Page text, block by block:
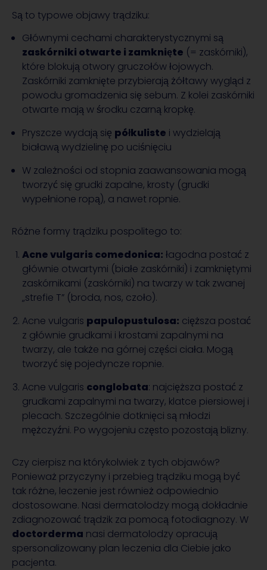
Są to typowe objawy trądziku:
Głównymi cechami charakterystycznymi są
zaskórniki otwarte i zamknięte (= zaskórniki),
które blokują otwory gruczołów łojowych.
Zaskórniki zamknięte przybierają żółtawy wygląd z
powodu gromadzenia się sebum. Z kolei zaskórniki
otwarte mają w środku czarną kropkę.
Pryszcze wydają się półkuliste i wydzielają
białawą wydzielinę po uciśnięciu
W zależności od stopnia zaawansowania mogą
tworzyć się grudki zapalne, krosty (grudki
wypełnione ropą), a nawet ropnie.
Różne formy trądziku pospolitego to:
Acne vulgaris comedonica: łagodna postać z
głównie otwartymi (białe zaskórniki) i zamkniętymi
zaskórnikami (zaskórniki) na twarzy w tak zwanej
„strefie T” (broda, nos, czoło).
Acne vulgaris papulopustulosa: cięższa postać
z głównie grudkami i krostami zapalnymi na
twarzy, ale także na górnej części ciała. Mogą
tworzyć się pojedyncze ropnie.
Acne vulgaris conglobata: najcięższa postać z
grudkami zapalnymi na twarzy, klatce piersiowej i
plecach. Szczególnie dotknięci są młodzi
mężczyźni. Po wygojeniu często pozostają blizny.
Czy cierpisz na którykolwiek z tych objawów?
Ponieważ przyczyny i przebieg trądziku mogą być
tak różne, leczenie jest również odpowiednio
dostosowane. Nasi dermatolodzy mogą dokładnie
zdiagnozować trądzik za pomocą fotodiagnozy. W
doctorderma nasi dermatolodzy opracują
spersonalizowany plan leczenia dla Ciebie jako
pacjenta.